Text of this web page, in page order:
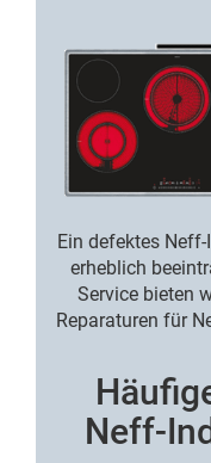
Ein defektes
erheblich
Service bieten
Reparaturen für
Neff-